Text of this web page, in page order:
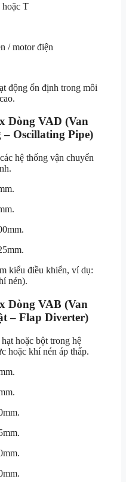
hoặc T
/ motor điện
động ổn định trong môi
Dòng VAD (Van
Oscillating Pipe)
hệ thống vận chuyển
kiểu điều khiển, ví dụ:
nén).
Dòng VAB (Van
– Flap Diverter)
hoặc bột trong hệ
hoặc khí nén áp thấp.